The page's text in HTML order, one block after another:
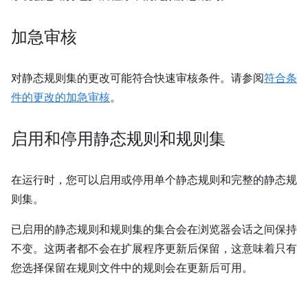
加急审核
对静态规则集的更改可能符合快速审核条件。请参阅符合条
件的更改的加急审核。
启用和停用静态规则和规则集
在运行时，您可以启用或停用单个静态规则和完整的静态规
则集。
已启用的静态规则和规则集的集合会在浏览器会话之间保持
不变。这两者都不会在扩展程序更新后保留，这意味着只有
您选择保留在规则文件中的规则会在更新后可用。